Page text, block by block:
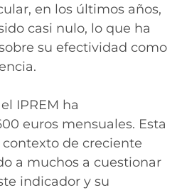
en los últimos años,
casi nulo, lo que ha
su efectividad como
IPREM ha
euros mensuales. Esta
de creciente
a muchos a cuestionar
indicador y su